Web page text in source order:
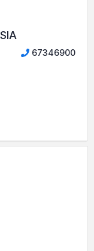
67346900